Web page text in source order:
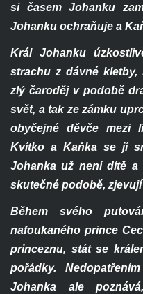
si časem Johanku
Johanku ochraňuje a
Král Johanku
strachu z dávné kletby,
zlý čaroděj v podobě
svět, a tak ze zámku
obyčejné děvče mezi
Kvítko a Kaňka se jí
Johanka už není dítě
skutečné podobě,
Během svého
nafoukaného prince
princeznu, stát se
pořádky.
Johanka ale